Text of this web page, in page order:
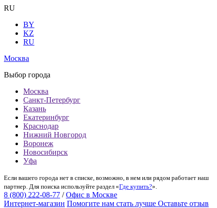
RU
BY
KZ
RU
Москва
Выбор города
Москва
Санкт-Петербург
Казань
Екатеринбург
Краснодар
Нижний Новгород
Воронеж
Новосибирск
Уфа
Если вашего города нет в списке, возможно, в нем или рядом работает наш
партнер. Для поиска используйте раздел «Где купить?».
8 (800) 222-08-77 / Офис в Москве
Интернет-магазин Помогите нам стать лучше Оставьте отзыв